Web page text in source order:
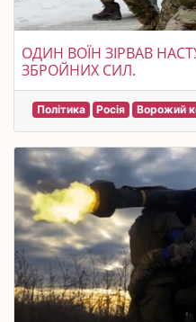
ОДИН ВОЇН ЗІРВАВ
ЗБРОЙНИХ СИЛ.
Політика Росія Ворожий